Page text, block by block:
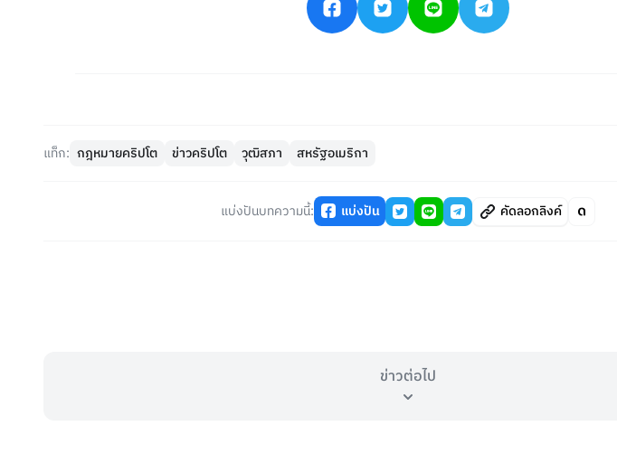
แท็ก: กฎหมายคริปโต ข่าวคริปโต วุฒิสภา สหรัฐอเมริกา
แบ่งปันบทความนี้: แบ่งปัน คัดลอกลิงค์
ข่าวต่อไป